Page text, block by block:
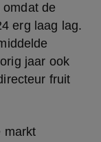
de
erg laag lag.
jaar ook
fruit
markt